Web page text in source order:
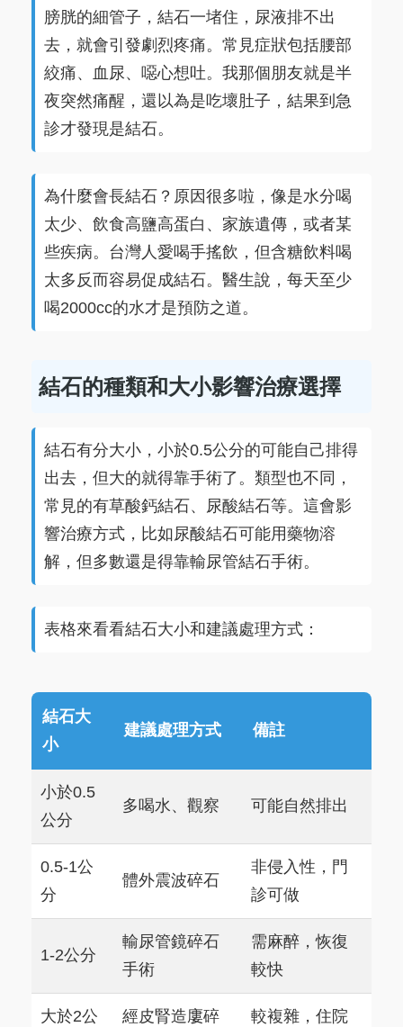
膀胱的細管子，結石一堵住，尿液排不出
去，就會引發劇烈疼痛。常見症狀包括腰部
絞痛、血尿、噁心想吐。我那個朋友就是半
夜突然痛醒，還以為是吃壞肚子，結果到急
診才發現是結石。
為什麼會長結石？原因很多啦，像是水分喝
太少、飲食高鹽高蛋白、家族遺傳，或者某
些疾病。台灣人愛喝手搖飲，但含糖飲料喝
太多反而容易促成結石。醫生說，每天至少
喝2000cc的水才是預防之道。
結石的種類和大小影響治療選擇
結石有分大小，小於0.5公分的可能自己排得
出去，但大的就得靠手術了。類型也不同，
常見的有草酸鈣結石、尿酸結石等。這會影
響治療方式，比如尿酸結石可能用藥物溶
解，但多數還是得靠輸尿管結石手術。
表格來看看結石大小和建議處理方式：
結石大
小
建議處理方式 備註
小於0.5
公分
多喝水、觀察 可能自然排出
0.5-1公
分
體外震波碎石
非侵入性，門
診可做
1-2公分
輸尿管鏡碎石
手術
需麻醉，恢復
較快
大於2公
經皮腎造廔碎
較複雜，住院